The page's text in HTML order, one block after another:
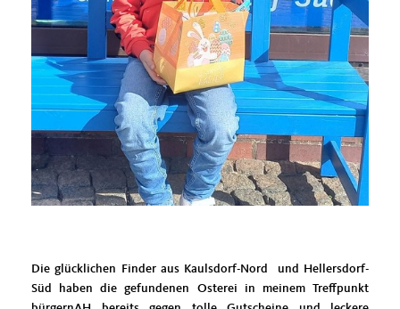
Die glücklichen Finder aus Kaulsdorf-Nord und Hellersdorf-
Süd haben die gefundenen Osterei in meinem Treffpunkt